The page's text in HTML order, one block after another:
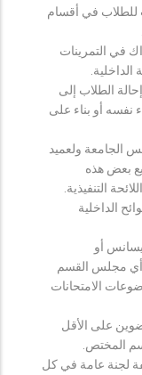
للطلاب في أقسام
في التمرينات
الطلاب إلى
أو بناء على
الجامعة ولعميد
بعض هذه
التنفيذية.
الداخلية
أو
مجلس القسم
الامتحانات
على الأقل
المختص.
لجنة عامة في كل